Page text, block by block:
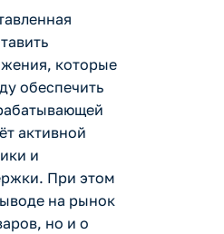
которые
обеспечить
активной
и
При этом
на рынок
но и о